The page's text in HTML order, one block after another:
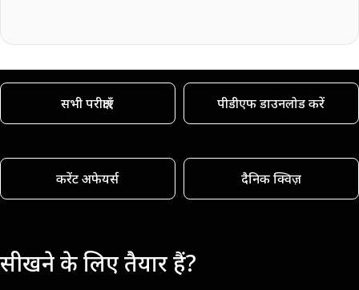
सभी परीक्षाएँ पीडीएफ डाउनलोड करें
करेंट अफेयर्स दैनिक क्विज़
सीखने के लिए तैयार हैं?